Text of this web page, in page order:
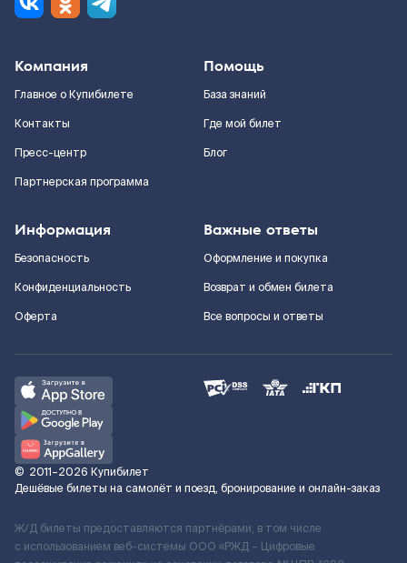
Компания
Главное о Купибилете
Контакты
Пресс-центр
Партнерская программа
Помощь
База знаний
Где мой билет
Блог
Информация
Безопасность
Конфиденциальность
Оферта
Важные ответы
Оформление и покупка
Возврат и обмен билета
Все вопросы и ответы
© 2011–2026 Купибилет
Дешёвые билеты на самолёт и поезд, бронирование и онлайн-заказ
Ж/Д билеты предоставляются партнёрами, в том числе
с использованием веб-системы ООО «РЖД – Цифровые